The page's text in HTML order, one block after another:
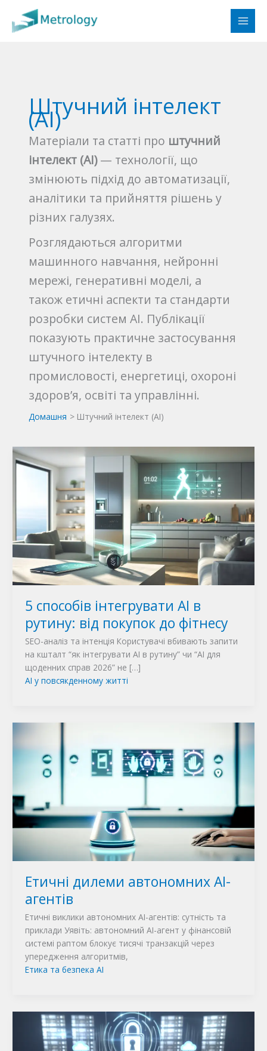
вмісту
Штучний інтелект
(AI)
Матеріали та статті про штучний
інтелект (AI)— технології, що
змінюють підхід до автоматизації,
аналітики та прийняття рішень у
різних галузях.
Розглядаються алгоритми
машинного навчання, нейронні
мережі, генеративні моделі, а
також етичні аспекти та стандарти
розробки систем AI. Публікації
показують практичне застосування
штучного інтелекту в
промисловості, енергетиці, охороні
здоров’я, освіті та управлінні.
Домашня Штучний інтелект (AI)
5 способів інтегрувати AI в
рутину: від покупок до фітнесу
SEO-аналіз та інтенція Користувачі вбивають запити
на кшталт “як інтегрувати AI в рутину” чи “AI для
щоденних справ 2026” не […]
AI у повсякденному житті
Етичні дилеми автономних AI-
агентів
Етичні виклики автономних AI-агентів: сутність та
приклади Уявіть: автономний AI-агент у фінансовій
системі раптом блокує тисячі транзакцій через
упередження алгоритмів,
Етика та безпека AI